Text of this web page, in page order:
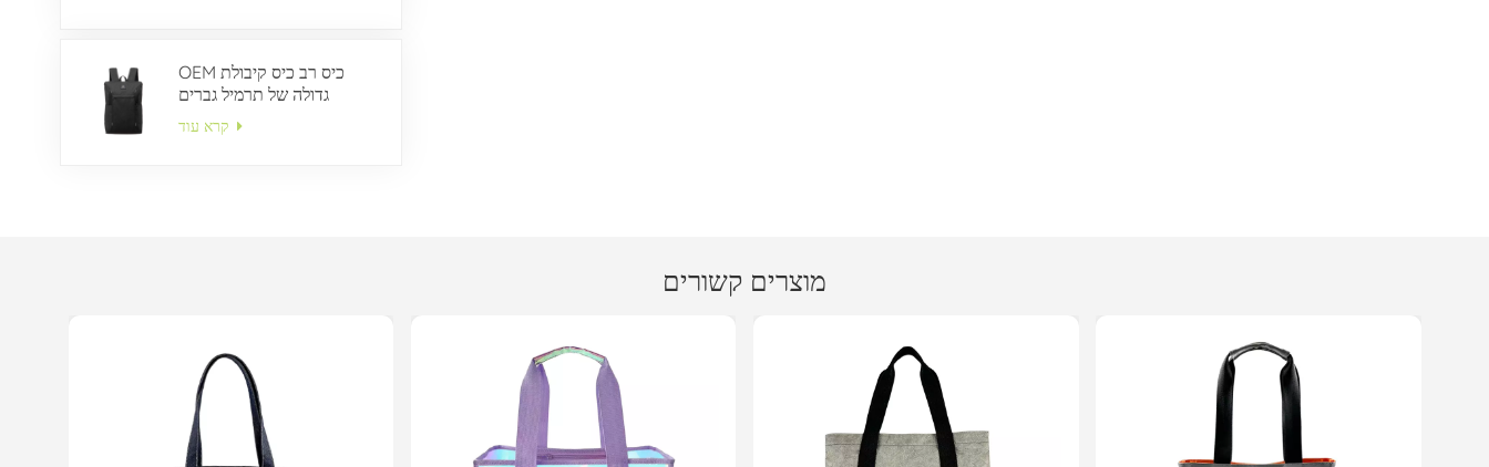
OEM כיס רב כיס קיבולת
גדולה של תרמיל גברים
מוצרים קשורים